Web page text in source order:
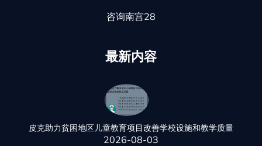
咨询南宫28
最新内容
皮克助力贫困地区儿童教育项目改善学校设施和教学质量
2026-08-03